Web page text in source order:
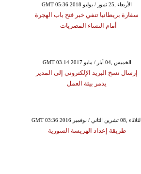
GMT 05:36 2018 الأربعاء ,25 تموز / يوليو
سفارة بريطانيا تنفي خبر فتح باب الهجرة
أمام النساء المصريات
GMT 03:14 2017 الخميس ,04 أيار / مايو
إرسال نسخ البريد الإلكتروني إلى المدير
يدمر بيئة العمل
GMT 03:36 2016 الثلاثاء ,08 تشرين الثاني / نوفمبر
طريقة إعداد الهريسة السورية